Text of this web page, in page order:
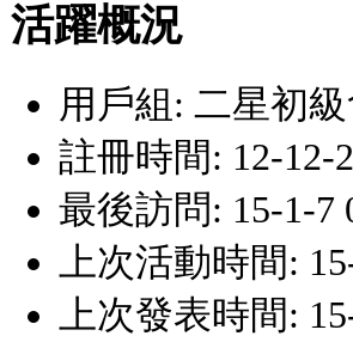
活躍概況
用戶組: 二星初
註冊時間: 12-12-
最後訪問: 15-1-7
上次活動時間:
上次發表時間: